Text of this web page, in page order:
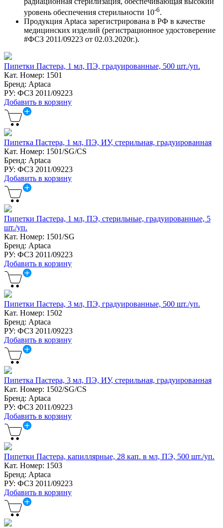
уровень обеспечения стерильности 10-6.
Продукция Aptaca зарегистрирована в РФ в качестве
медицинских изделий (регистрационное удостоверение
#ФСЗ 2011/09223 от 02.03.2020г.).
Пипетки Пастера, 1 мл, ПЭ, градуированные, 500 шт./уп.
Кат. Номер: 1501
Бренд: Aptaca
РУ: ФСЗ 2011/09223
Добавить в корзину
Пипетка Пастера, 1 мл, ПЭ, ИУ, стерильная, градуированная
Кат. Номер: 1501/SG/CS
Бренд: Aptaca
РУ: ФСЗ 2011/09223
Добавить в корзину
Пипетки Пастера, 1 мл, ПЭ, стерильные, градуированные, 5
шт./уп.
Кат. Номер: 1501/SG
Бренд: Aptaca
РУ: ФСЗ 2011/09223
Добавить в корзину
Пипетки Пастера, 3 мл, ПЭ, градуированные, 500 шт./уп.
Кат. Номер: 1502
Бренд: Aptaca
РУ: ФСЗ 2011/09223
Добавить в корзину
Пипетка Пастера, 3 мл, ПЭ, ИУ, стерильная, градуированная
Кат. Номер: 1502/SG/CS
Бренд: Aptaca
РУ: ФСЗ 2011/09223
Добавить в корзину
Пипетки Пастера, капиллярные, 28 кап. в мл, ПЭ, 500 шт./уп.
Кат. Номер: 1503
Бренд: Aptaca
РУ: ФСЗ 2011/09223
Добавить в корзину